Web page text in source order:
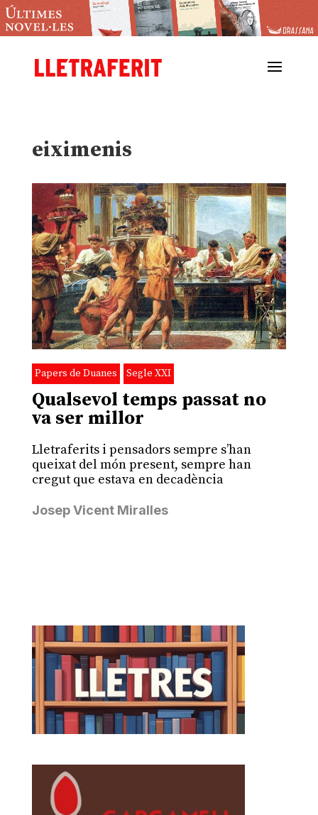
eiximenis
Papers de Duanes Segle XXI
Qualsevol temps passat no
va ser millor
Lletraferits i pensadors sempre s’han
queixat del món present, sempre han
cregut que estava en decadència
Josep Vicent Miralles